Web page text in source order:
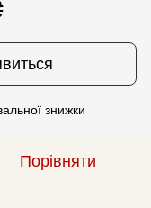
знижки
Порівняти